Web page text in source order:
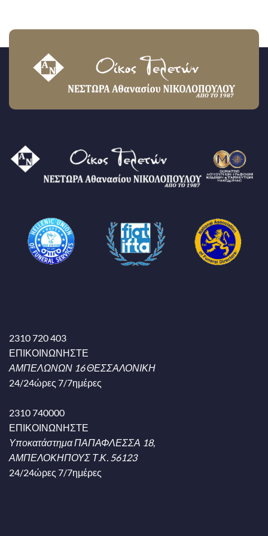
2310 720 403
ΕΠΙΚΟΙΝΩΝΗΣΤΕ
ΑΜΠΕΛΩΝΩΝ 16 ΘΕΣΣΑΛΟΝΙΚΗ
24/24ώρες 7/7ημέρες
2310 740000
ΕΠΙΚΟΙΝΩΝΗΣΤΕ
Υποκατάστημα ΠΑΠΑΦΛΕΣΣΑ 18,
ΑΜΠΕΛΟΚΗΠΟΥΣ Τ.Κ. 56123
24/24ώρες 7/7ημέρες